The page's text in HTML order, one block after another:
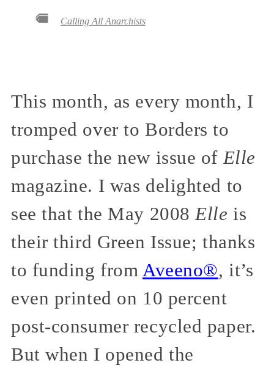
Calling All Anarchists
This month, as every month, I
tromped over to Borders to
purchase the new issue ofElle
magazine. I was delighted to
see that the May 2008Elle is
their third Green Issue; thanks
to funding from Aveeno®, it’s
even printed on 10 percent
post-consumer recycled paper.
But when I opened the